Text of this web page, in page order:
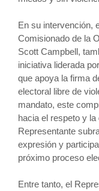
En su intervención,
Comisionado de la
Scott Campbell,
iniciativa liderada
que apoya la firma
electoral libre de
mandato, este
hacia el respeto y
Representante
expresión y
próximo proceso
Entre tanto, el